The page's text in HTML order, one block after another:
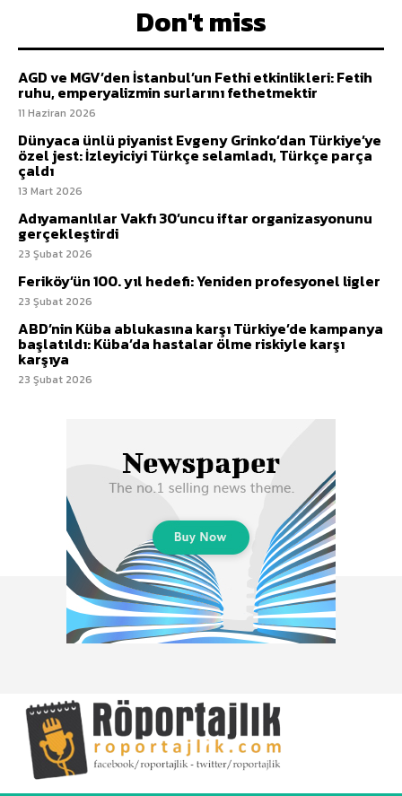
Don't miss
AGD ve MGV’den İstanbul’un Fethi etkinlikleri: Fetih
ruhu, emperyalizmin surlarını fethetmektir
11 Haziran 2026
Dünyaca ünlü piyanist Evgeny Grinko’dan Türkiye’ye
özel jest: İzleyiciyi Türkçe selamladı, Türkçe parça
çaldı
13 Mart 2026
Adıyamanlılar Vakfı 30’uncu iftar organizasyonunu
gerçekleştirdi
23 Şubat 2026
Feriköy’ün 100. yıl hedefi: Yeniden profesyonel ligler
23 Şubat 2026
ABD’nin Küba ablukasına karşı Türkiye’de kampanya
başlatıldı: Küba’da hastalar ölme riskiyle karşı
karşıya
23 Şubat 2026